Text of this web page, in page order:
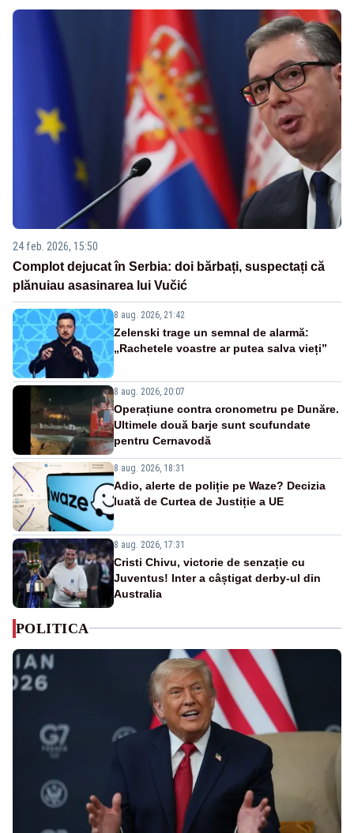
24 feb. 2026, 15:50
Complot dejucat în Serbia: doi bărbați, suspectați că
plănuiau asasinarea lui Vučić
8 aug. 2026, 21:42
Zelenski trage un semnal de alarmă:
„Rachetele voastre ar putea salva vieți”
8 aug. 2026, 20:07
Operațiune contra cronometru pe Dunăre.
Ultimele două barje sunt scufundate
pentru Cernavodă
8 aug. 2026, 18:31
Adio, alerte de poliție pe Waze? Decizia
luată de Curtea de Justiție a UE
8 aug. 2026, 17:31
Cristi Chivu, victorie de senzație cu
Juventus! Inter a câștigat derby-ul din
Australia
POLITICA